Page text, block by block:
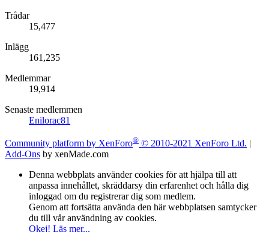
Trådar
15,477
Inlägg
161,235
Medlemmar
19,914
Senaste medlemmen
Enilorac81
Community platform by XenForo® © 2010-2021 XenForo Ltd. |
Add-Ons by xenMade.com
Denna webbplats använder cookies för att hjälpa till att
anpassa innehållet, skräddarsy din erfarenhet och hålla dig
inloggad om du registrerar dig som medlem.
Genom att fortsätta använda den här webbplatsen samtycker
du till vår användning av cookies.
Okej! Läs mer...